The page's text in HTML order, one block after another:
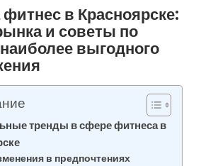
в Красноярске:
и советы по
выгодного
тренды в сфере фитнеса в
в предпочтениях